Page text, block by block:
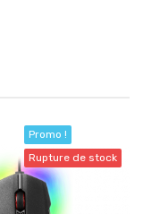
Promo !
Rupture de stock